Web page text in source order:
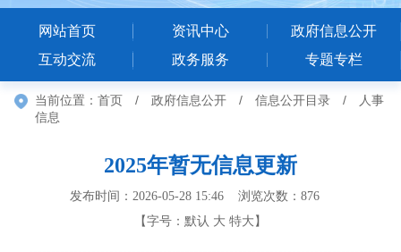
网站首页 资讯中心
政府信息公开
互动交流
政务服务 专题专栏
当前位置： 首页 / 政府信息公开 / 信息公开目录 /
人事
信息
2025年暂无信息更新
发布时间：2026-05-28 15:46 浏览次数： 876
【字号： 默认 大 特大 】